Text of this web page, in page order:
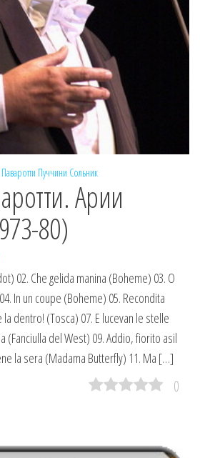
Пуччини Сольник
Арии
80)
02. Che gelida manina (Boheme) 03. O
In un coupe (Boheme) 05. Recondita
dentro! (Tosca) 07. E lucevan le stelle
(Fanciulla del West) 09. Addio, fiorito asil
la sera (Madama Butterfly) 11. Ma […]
0